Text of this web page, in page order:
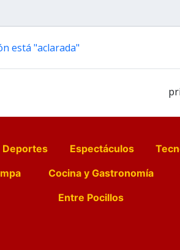
está "aclarada"
Deportes Espectáculos
Cocina y Gastronomía
Entre Pocillos